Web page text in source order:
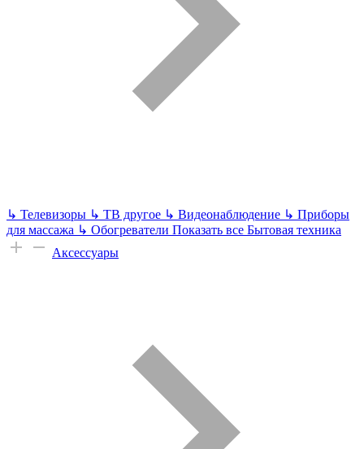
↳ Телевизоры ↳ ТВ другое ↳ Видеонаблюдение ↳ Приборы
для массажа ↳ Обогреватели Показать все Бытовая техника
Аксессуары